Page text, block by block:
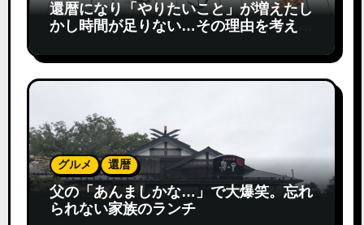
還暦になり「やりたいこと」が増えたし
かし時間が足りない…その理由を考えて
グルメ 還暦
父の「あんましかな…」で大爆笑。忘れ
られない家族のランチ